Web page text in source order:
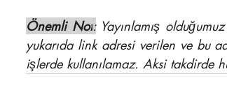
Önemli Not: Yayınlamış
yukarıda link adresi verilen ve bu
işlerde kullanılamaz. Aksi takdirde